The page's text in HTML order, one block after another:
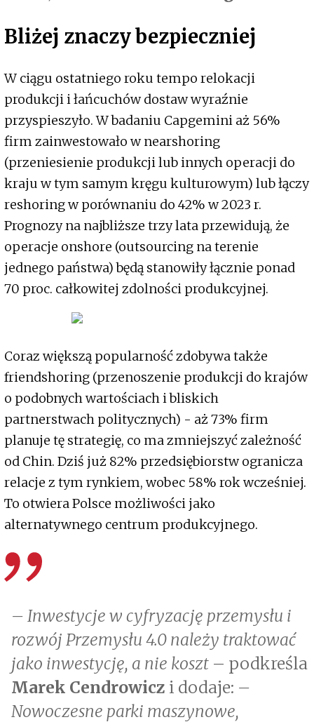
Bliżej znaczy bezpieczniej
W ciągu ostatniego roku tempo relokacji
produkcji i łańcuchów dostaw wyraźnie
przyspieszyło. W badaniu Capgemini aż 56%
firm zainwestowało w nearshoring
(przeniesienie produkcji lub innych operacji do
kraju w tym samym kręgu kulturowym) lub łączy
reshoring w porównaniu do 42% w 2023 r.
Prognozy na najbliższe trzy lata przewidują, że
operacje onshore (outsourcing na terenie
jednego państwa) będą stanowiły łącznie ponad
70 proc. całkowitej zdolności produkcyjnej.
Coraz większą popularność zdobywa także
friendshoring (przenoszenie produkcji do krajów
o podobnych wartościach i bliskich
partnerstwach politycznych) - aż 73% firm
planuje tę strategię, co ma zmniejszyć zależność
od Chin. Dziś już 82% przedsiębiorstw ogranicza
relacje z tym rynkiem, wobec 58% rok wcześniej.
To otwiera Polsce możliwości jako
alternatywnego centrum produkcyjnego.
– Inwestycje w cyfryzację przemysłu i
rozwój Przemysłu 4.0 należy traktować
jako inwestycję, a nie koszt – podkreśla
Marek Cendrowicz i dodaje: –
Nowoczesne parki maszynowe,